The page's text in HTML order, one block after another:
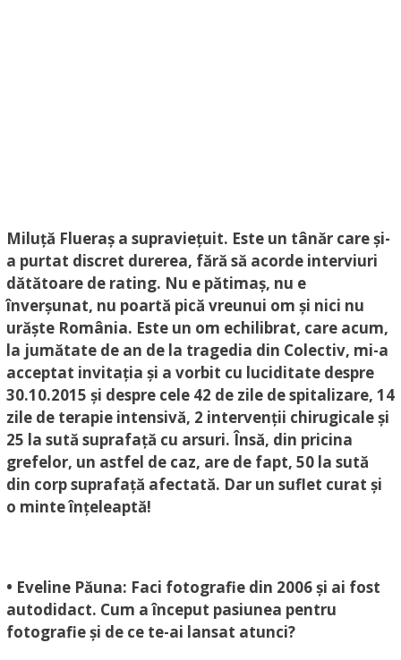
Miluță Flueraș a supraviețuit. Este un tânăr care și-
a purtat discret durerea, fără să acorde interviuri
dătătoare de rating. Nu e pătimaș, nu e
înverșunat, nu poartă pică vreunui om și nici nu
urăște România. Este un om echilibrat, care acum,
la jumătate de an de la tragedia din Colectiv, mi-a
acceptat invitația și a vorbit cu luciditate despre
30.10.2015 și despre cele 42 de zile de spitalizare, 14
zile de terapie intensivă, 2 intervenții chirugicale și
25 la sută suprafață cu arsuri. Însă, din pricina
grefelor, un astfel de caz, are de fapt, 50 la sută
din corp suprafață afectată. Dar un suflet curat și
o minte înțeleaptă!
• Eveline Păuna: Faci fotografie din 2006 și ai fost
autodidact. Cum a început pasiunea pentru
fotografie și de ce te-ai lansat atunci?